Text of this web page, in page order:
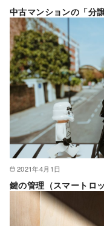
中古マンションの「分
2021年4月1日
鍵の管理（スマートロ